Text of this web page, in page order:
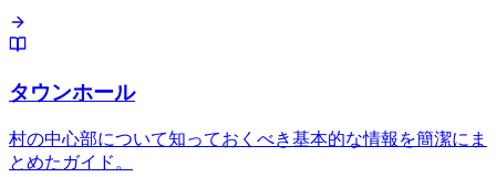
タウンホール
村の中心部について知っておくべき基本的な情報を簡潔にま
とめたガイド。